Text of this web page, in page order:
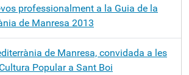
professionalment a la Guia de la
de Manresa 2013
de Manresa, convidada a les
Popular a Sant Boi